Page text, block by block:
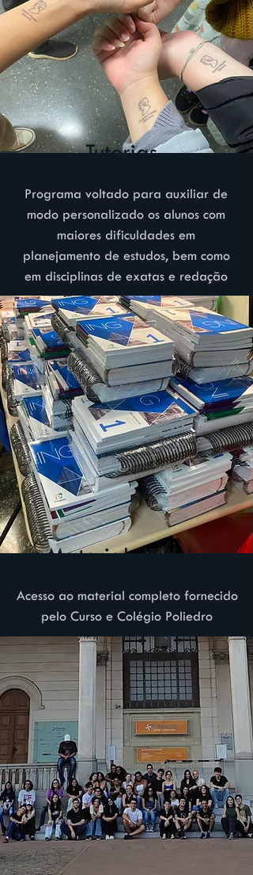
Tutorias
Programa voltado para auxiliar de
modo personalizado os alunos com
maiores dificuldades em
planejamento de estudos, bem como
em disciplinas de exatas e redação
Material didático
Acesso ao material completo fornecido
pelo Curso e Colégio Poliedro